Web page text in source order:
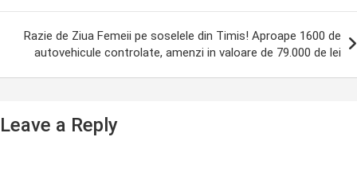
Razie de Ziua Femeii pe soselele din Timis! Aproape 1600 de
autovehicule controlate, amenzi in valoare de 79.000 de lei
Leave a Reply